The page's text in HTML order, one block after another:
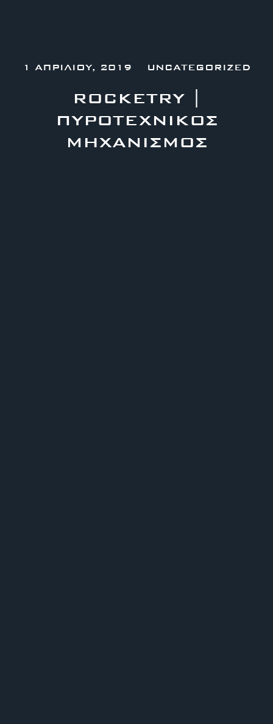
1 ΑΠΡΙΛΊΟΥ, 2019 UNCATEGORIZED
ROCKETRY |
ΠΥΡΟΤΕΧΝΙΚΌΣ
ΜΗΧΑΝΙΣΜΌΣ